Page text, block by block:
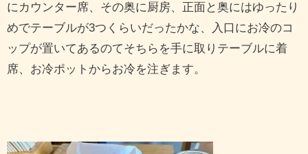
にカウンター席、その奥に厨房、正面と奥にはゆったり
めでテーブルが3つくらいだったかな、入口にお冷のコ
ップが置いてあるのてそちらを手に取りテーブルに着
席、お冷ポットからお冷を注ぎます。